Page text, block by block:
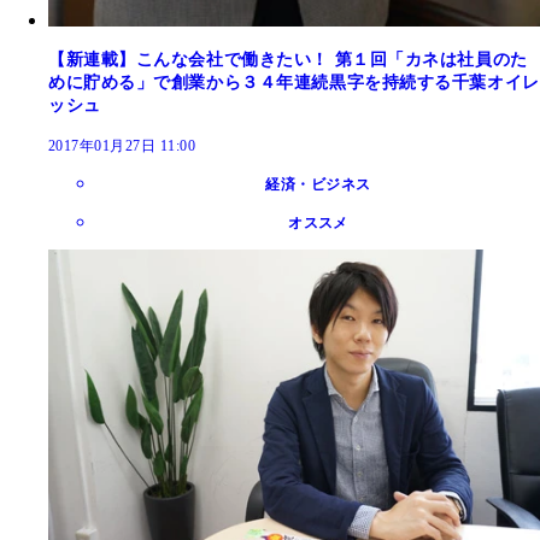
【新連載】こんな会社で働きたい！ 第１回「カネは社員のた
めに貯める」で創業から３４年連続黒字を持続する千葉オイレ
ッシュ
2017年01月27日 11:00
経済・ビジネス
オススメ